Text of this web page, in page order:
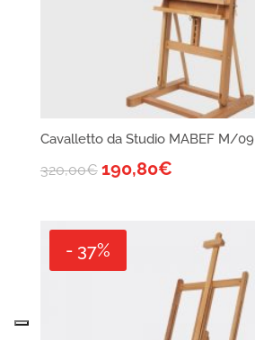
Cavalletto da Studio MABEF M/09
320,00€ 190,80€
- 37%